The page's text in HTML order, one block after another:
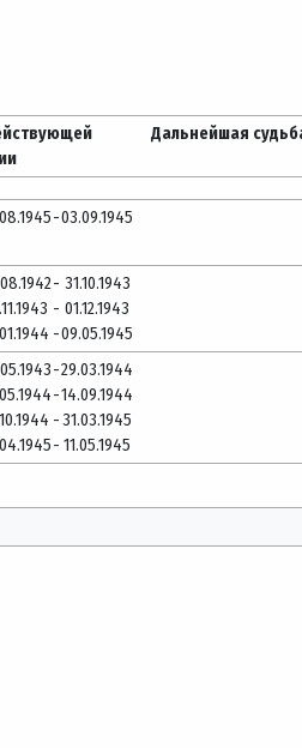
Дальнейшая
-03.09.1945
- 31.10.1943
- 01.12.1943
-09.05.1945
-29.03.1944
-14.09.1944
- 31.03.1945
- 11.05.1945